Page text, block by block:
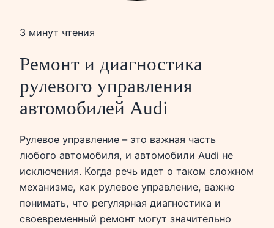
3 минут чтения
Ремонт и диагностика
рулевого управления
автомобилей Audi
Рулевое управление – это важная часть
любого автомобиля, и автомобили Audi не
исключения. Когда речь идет о таком сложном
механизме, как рулевое управление, важно
понимать, что регулярная диагностика и
своевременный ремонт могут значительно